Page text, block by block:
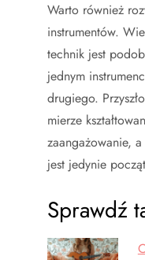
Warto również
instrumentów.
technik jest
jednym
drugiego.
mierze
zaangażowanie,
jest jedynie
Sprawdź